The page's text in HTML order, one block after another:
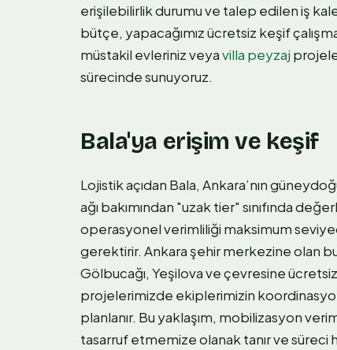
erişilebilirlik durumu ve talep edilen iş
bütçe, yapacağımız ücretsiz keşif
müstakil evleriniz veyavilla peyzaj
sürecinde sunuyoruz.
Bala'ya erişim ve keşif
Lojistik açıdan Bala, Ankara’nın
ağı bakımından "uzak tier" sınıfında
operasyonel verimliliği maksimum
gerektirir. Ankara şehir merkezine olan
Gölbucağı, Yeşilova ve çevresine
projelerimizde ekiplerimizin
planlanır. Bu yaklaşım, mobilizasyon
tasarruf etmemize olanak tanır ve süreci